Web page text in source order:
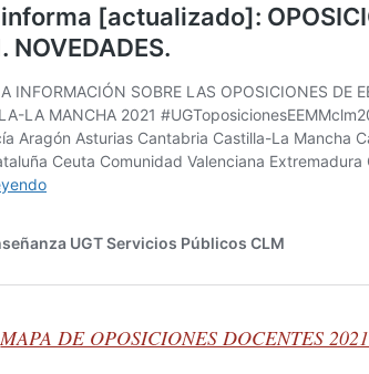
MAPA DE OPOSICIONES DOCENTES 2021